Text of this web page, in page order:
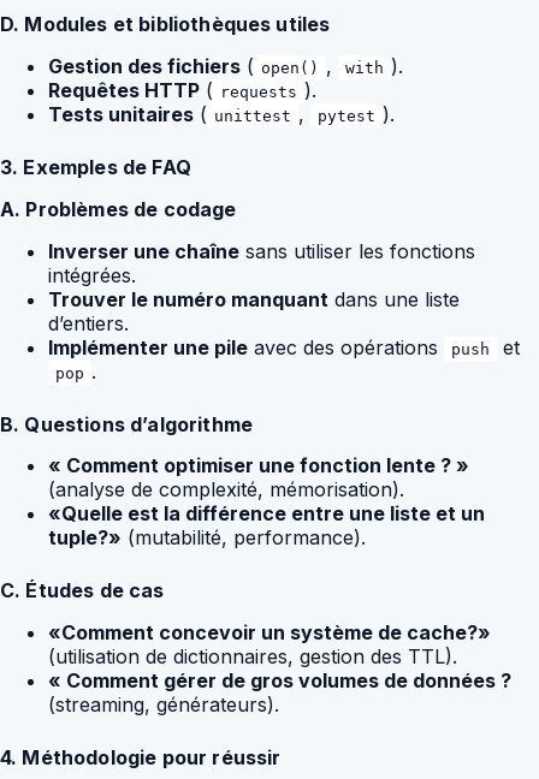
D. Modules et bibliothèques utiles
Gestion des fichiers ( open() , with ).
Requêtes HTTP ( requests ).
Tests unitaires ( unittest , pytest ).
3. Exemples de FAQ
A. Problèmes de codage
Inverser une chaîne sans utiliser les fonctions
intégrées.
Trouver le numéro manquant dans une liste
d’entiers.
Implémenter une pile avec des opérations push et
pop .
B. Questions d’algorithme
« Comment optimiser une fonction lente ? »
(analyse de complexité, mémorisation).
«Quelle est la différence entre une liste et un
tuple?» (mutabilité, performance).
C. Études de cas
«Comment concevoir un système de cache?»
(utilisation de dictionnaires, gestion des TTL).
« Comment gérer de gros volumes de données ?
(streaming, générateurs).
4. Méthodologie pour réussir